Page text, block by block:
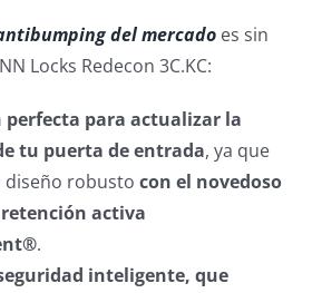
del mercado es sin
Locks Redecon 3C.KC:
perfecta para actualizar la
tu puerta de entrada, ya que
diseño robusto con el novedoso
activa
.
inteligente, que